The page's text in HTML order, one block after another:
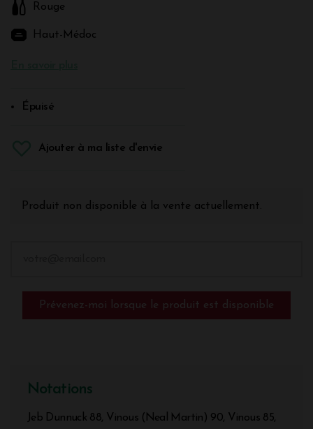
Rouge
Haut-Médoc
Épuisé
Ajouter à ma liste d'envie
Produit non disponible à la vente actuellement.
Prévenez-moi lorsque le produit est disponible
Notations
Jeb Dunnuck 88, Vinous (Neal Martin) 90, Vinous 85,